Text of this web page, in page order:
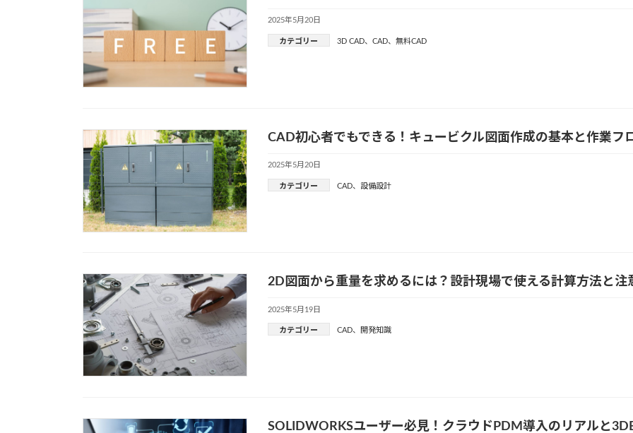
2025年5月20日
カテゴリー 3D CAD、 CAD、 無料CAD
CAD初心者でもできる！キュービクル図面作成の基本と作業フ
2025年5月20日
カテゴリー CAD、 設備設計
2D図面から重量を求めるには？設計現場で使える計算方法と注
2025年5月19日
カテゴリー CAD、 開発知識
SOLIDWORKSユーザー必見！クラウドPDM導入のリアルと